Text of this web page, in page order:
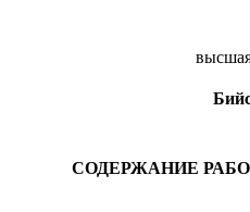
СОДЕРЖАНИЕ